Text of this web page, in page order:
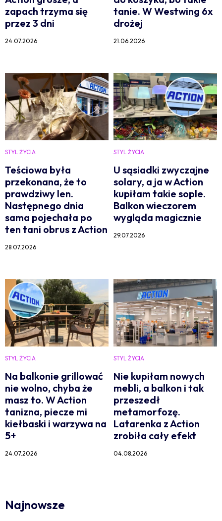
zapach trzyma się
przez 3 dni
24.07.2026
tanie. W Westwing 6x
drożej
21.06.2026
STYL ŻYCIA
Teściowa była
przekonana, że to
prawdziwy len.
Następnego dnia
sama pojechała po
ten tani obrus z Action
28.07.2026
STYL ŻYCIA
U sąsiadki zwyczajne
solary, a ja w Action
kupiłam takie sople.
Balkon wieczorem
wygląda magicznie
29.07.2026
STYL ŻYCIA
Na balkonie grillować
nie wolno, chyba że
masz to. W Action
tanizna, piecze mi
kiełbaski i warzywa na
5+
24.07.2026
STYL ŻYCIA
Nie kupiłam nowych
mebli, a balkon i tak
przeszedł
metamorfozę.
Latarenka z Action
zrobiła cały efekt
04.08.2026
Najnowsze